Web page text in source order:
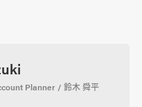
Planner / 鈴木 舜平